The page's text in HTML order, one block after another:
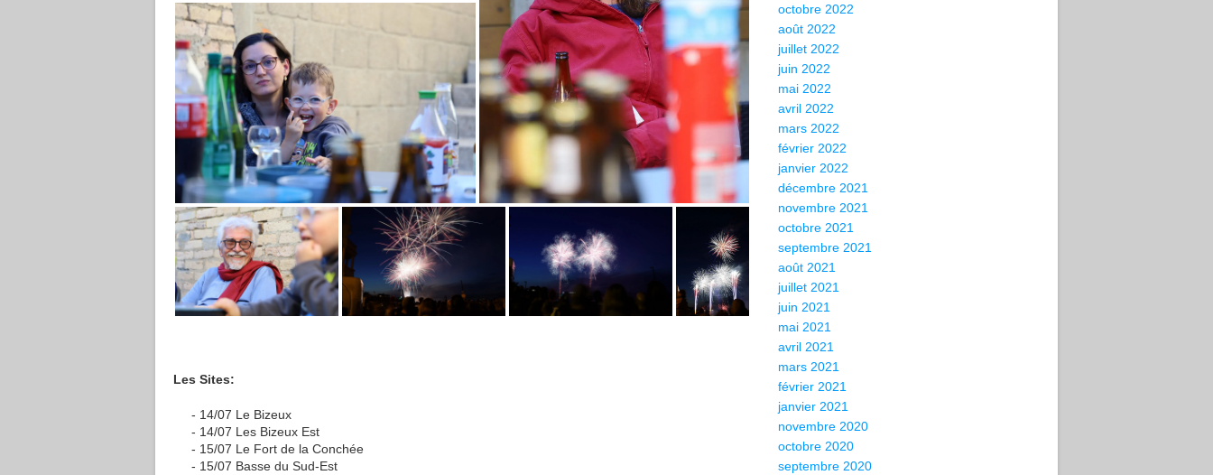
Les Sites:
14/07 Le Bizeux
14/07 Les Bizeux Est
15/07 Le Fort de la Conchée
15/07 Basse du Sud-Est
octobre 2022
août 2022
juillet 2022
juin 2022
mai 2022
avril 2022
mars 2022
février 2022
janvier 2022
décembre 2021
novembre 2021
octobre 2021
septembre 2021
août 2021
juillet 2021
juin 2021
mai 2021
avril 2021
mars 2021
février 2021
janvier 2021
novembre 2020
octobre 2020
septembre 2020